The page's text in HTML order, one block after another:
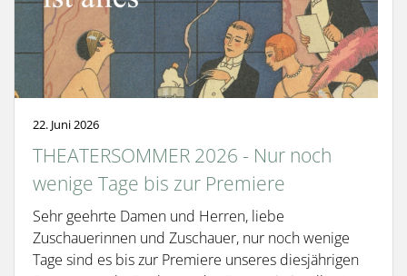
22. Juni 2026
THEATERSOMMER 2026 - Nur noch
wenige Tage bis zur Premiere
Sehr geehrte Damen und Herren, liebe
Zuschauerinnen und Zuschauer, nur noch wenige
Tage sind es bis zur Premiere unseres diesjährigen